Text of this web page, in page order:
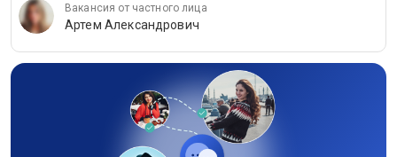
Вакансия от частного лица
Артем Александрович